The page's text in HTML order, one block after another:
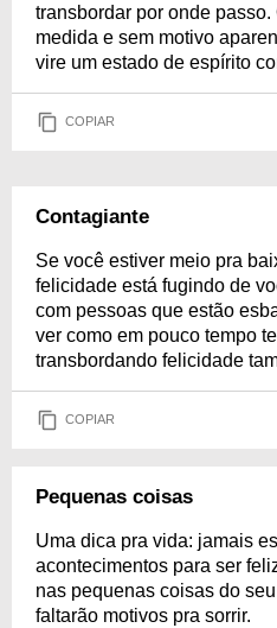
transbordar por onde
medida e sem motivo
vire um estado de espírito
COPIAR
Contagiante
Se você estiver meio pra
felicidade está fugindo de
com pessoas que estão
ver como em pouco tempo
transbordando felicidade
COPIAR
Pequenas coisas
Uma dica pra vida: jamais
acontecimentos para ser
nas pequenas coisas do
faltarão motivos pra sorrir.